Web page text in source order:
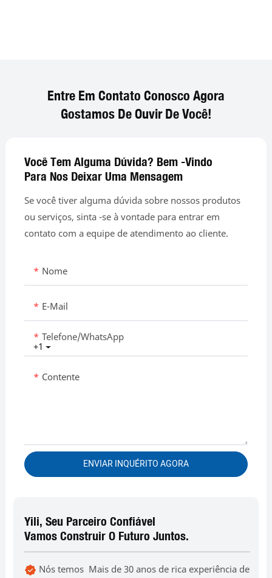
Entre Em Contato Conosco Agora
Gostamos De Ouvir De Você!
Você Tem Alguma Dúvida? Bem -vindo
Para Nos Deixar Uma Mensagem
Se você tiver alguma dúvida sobre nossos produtos
ou serviços, sinta -se à vontade para entrar em
contato com a equipe de atendimento ao cliente.
Nome
E-Mail
+1
Telefone/WhatsApp
Contente
ENVIAR INQUÉRITO AGORA
Yili, Seu Parceiro Confiável
Vamos Construir O Futuro Juntos.
Nós temos Mais de 30 anos de rica experiência de